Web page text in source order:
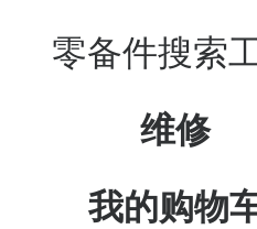
零备件搜索
维修
我的购物